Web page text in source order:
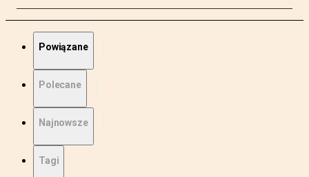
Powiązane
Polecane
Najnowsze
Tagi